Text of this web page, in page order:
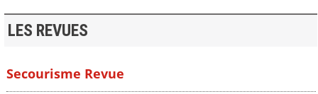
LES REVUES
Secourisme Revue